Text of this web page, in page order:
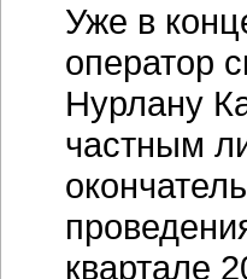
Уже в
оператор
Нурлану
частным
квартале